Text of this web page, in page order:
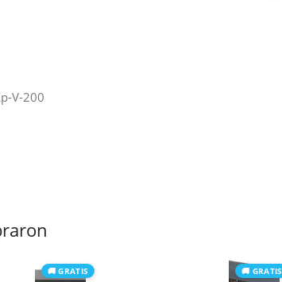
V-200
🚚 GRATIS 🚚 GRATIS